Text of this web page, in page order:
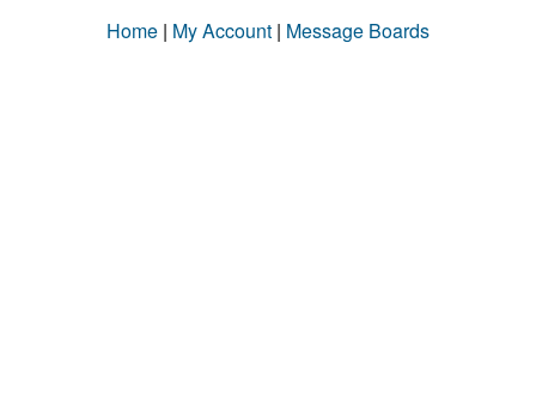
Home | My Account | Message Boards